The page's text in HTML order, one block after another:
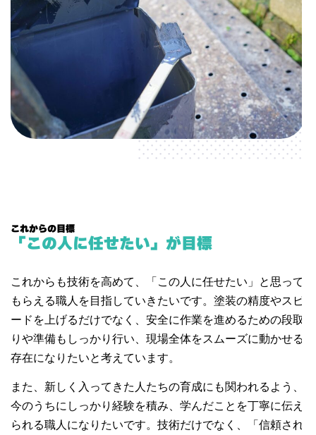
これからの目標
「この人に任せたい」が目標
これからも技術を高めて、「この人に任せたい」と思って
もらえる職人を目指していきたいです。塗装の精度やスピ
ードを上げるだけでなく、安全に作業を進めるための段取
りや準備もしっかり行い、現場全体をスムーズに動かせる
存在になりたいと考えています。
また、新しく入ってきた人たちの育成にも関われるよう、
今のうちにしっかり経験を積み、学んだことを丁寧に伝え
られる職人になりたいです。技術だけでなく、「信頼され